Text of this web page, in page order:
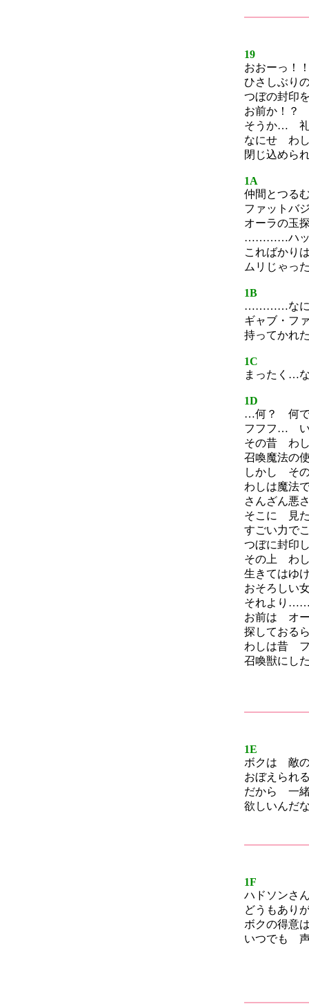
19
おおーっ！
ひさしぶり
つぼの封印
お前か！？
そうか… 礼
なにせ わ
閉じ込めら
1A
仲間とつる
ファットバ
オーラの玉
…………ハッ
こればかり
ムリじゃっ
1B
…………なに
ギャブ・フ
持ってかれ
1C
まったく…
1D
…何？ 何で
フフフ… い
その昔 わし
召喚魔法の
しかし そ
わしは魔法
さんざん悪
そこに 見た
すごい力で
つぼに封印
その上 わし
生きてはゆ
おそろし
それより
お前は オ
探しておる
わしは昔
召喚獣にし
1E
ボクは 敵
おぼえられ
だから 一
欲しいんだ
1F
ハドソンさ
どうもあり
ボクの得意
いつでも